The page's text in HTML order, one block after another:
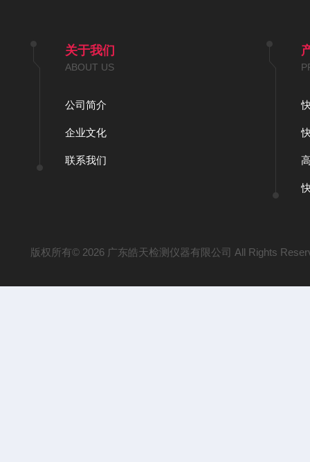
关于我们
ABOUT US
公司简介
企业文化
联系我们
版权所有© 2026 广东皓天检测仪器有限公司 All Rights